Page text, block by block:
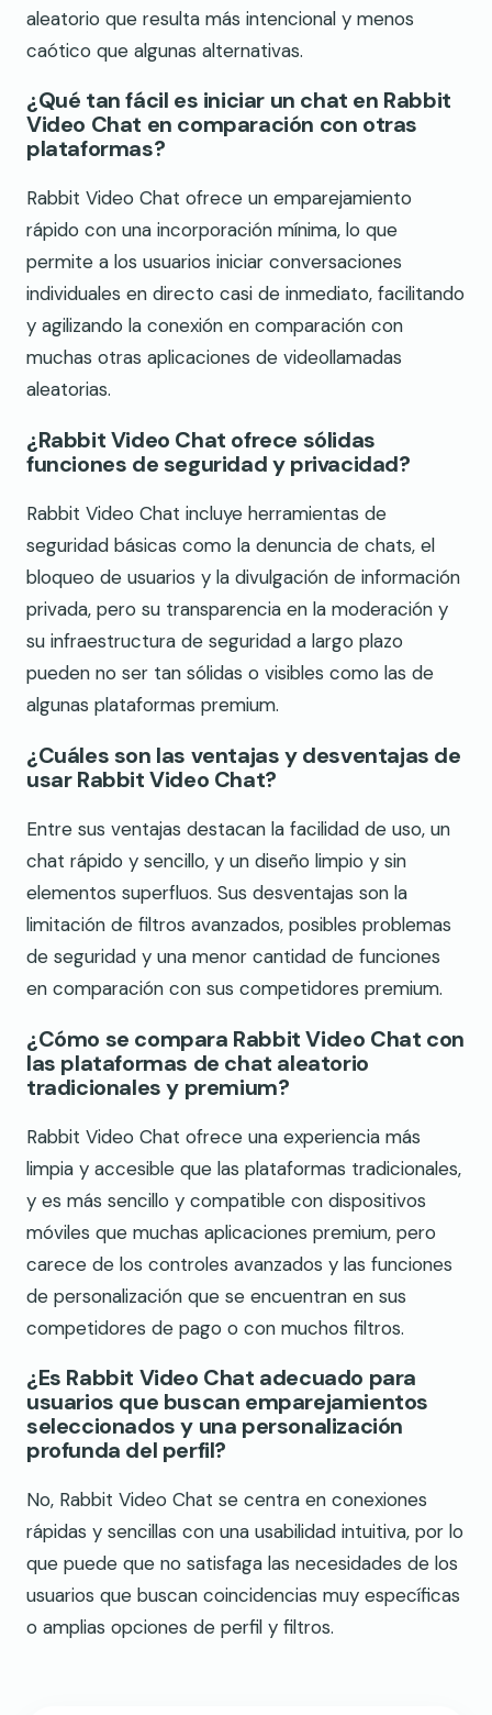
aleatorio que resulta más intencional y menos
caótico que algunas alternativas.
¿Qué tan fácil es iniciar un chat en Rabbit
Video Chat en comparación con otras
plataformas?
Rabbit Video Chat ofrece un emparejamiento
rápido con una incorporación mínima, lo que
permite a los usuarios iniciar conversaciones
individuales en directo casi de inmediato, facilitando
y agilizando la conexión en comparación con
muchas otras aplicaciones de videollamadas
aleatorias.
¿Rabbit Video Chat ofrece sólidas
funciones de seguridad y privacidad?
Rabbit Video Chat incluye herramientas de
seguridad básicas como la denuncia de chats, el
bloqueo de usuarios y la divulgación de información
privada, pero su transparencia en la moderación y
su infraestructura de seguridad a largo plazo
pueden no ser tan sólidas o visibles como las de
algunas plataformas premium.
¿Cuáles son las ventajas y desventajas de
usar Rabbit Video Chat?
Entre sus ventajas destacan la facilidad de uso, un
chat rápido y sencillo, y un diseño limpio y sin
elementos superfluos. Sus desventajas son la
limitación de filtros avanzados, posibles problemas
de seguridad y una menor cantidad de funciones
en comparación con sus competidores premium.
¿Cómo se compara Rabbit Video Chat con
las plataformas de chat aleatorio
tradicionales y premium?
Rabbit Video Chat ofrece una experiencia más
limpia y accesible que las plataformas tradicionales,
y es más sencillo y compatible con dispositivos
móviles que muchas aplicaciones premium, pero
carece de los controles avanzados y las funciones
de personalización que se encuentran en sus
competidores de pago o con muchos filtros.
¿Es Rabbit Video Chat adecuado para
usuarios que buscan emparejamientos
seleccionados y una personalización
profunda del perfil?
No, Rabbit Video Chat se centra en conexiones
rápidas y sencillas con una usabilidad intuitiva, por lo
que puede que no satisfaga las necesidades de los
usuarios que buscan coincidencias muy específicas
o amplias opciones de perfil y filtros.